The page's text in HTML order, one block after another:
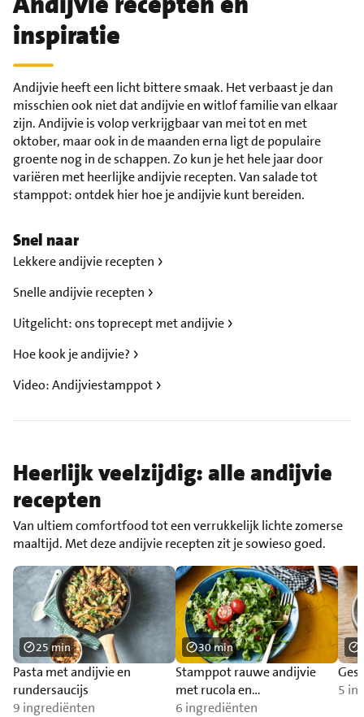
inspiratie
Andijvie heeft een licht bittere smaak. Het verbaast je dan
misschien ook niet dat andijvie en witlof familie van elkaar
zijn. Andijvie is volop verkrijgbaar van mei tot en met
oktober, maar ook in de maanden erna ligt de populaire
groente nog in de schappen. Zo kun je het hele jaar door
variëren met heerlijke andijvie recepten. Van salade tot
stamppot: ontdek hier hoe je andijvie kunt bereiden.
Snel naar
Lekkere andijvie recepten
Snelle andijvie recepten
Uitgelicht: ons toprecept met andijvie
Hoe kook je andijvie?
Video: Andijviestamppot
Heerlijk veelzijdig: alle andijvie
recepten
Van ultiem comfortfood tot een verrukkelijk lichte zomerse
maaltijd. Met deze andijvie recepten zit je sowieso goed.
Pasta met andijvie en
rundersaucijs
9 ingrediënten
25 min
Stamppot rauwe andijvie
met rucola en
cherrytomaatjes
6 ingrediënten
30 min
5